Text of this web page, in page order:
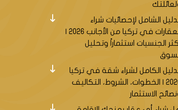
هذه المنطقة بموقعها
يمكنك استخدام العديد
الشامل لإحصائيات شراء
أكثر الجنسيات استثماراً وتحليل
الكامل لشراء شقة في تركيا
2026 | الخطوات، الشروط، التكاليف
الاستثمار